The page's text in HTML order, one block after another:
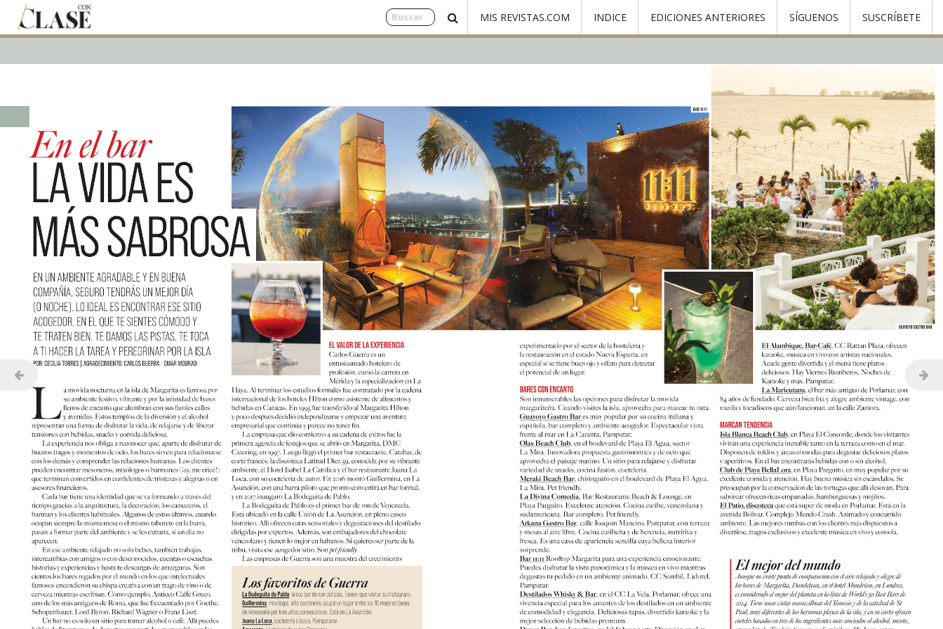
MIS REVISTAS.COM INDICE EDICIONES ANTERIORES SÍGUENOS SUSCRÍBETE